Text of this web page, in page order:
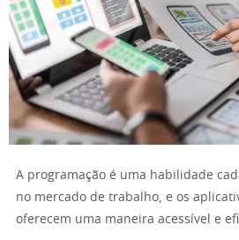
A programação é uma habilidade
no mercado de trabalho, e os
oferecem uma maneira acessível e